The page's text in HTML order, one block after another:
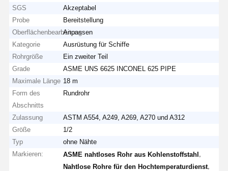
SGS
Akzeptabel
Probe
Bereitstellung
Oberflächenbearbeitung
Anpassen
Kategorie
Ausrüstung für Schiffe
Rohrgröße
Ein zweiter Teil
Grade
ASME UNS 6625 INCONEL 625 PIPE
Maximale Länge 18 m
Form des
Abschnitts
Rundrohr
Zulassung
ASTM A554, A249, A269, A270 und A312
Größe
1/2
Typ
ohne Nähte
Markieren:
ASME nahtloses Rohr aus Kohlenstoffstahl
Nahtlose Rohre für den Hochtemperaturdienst